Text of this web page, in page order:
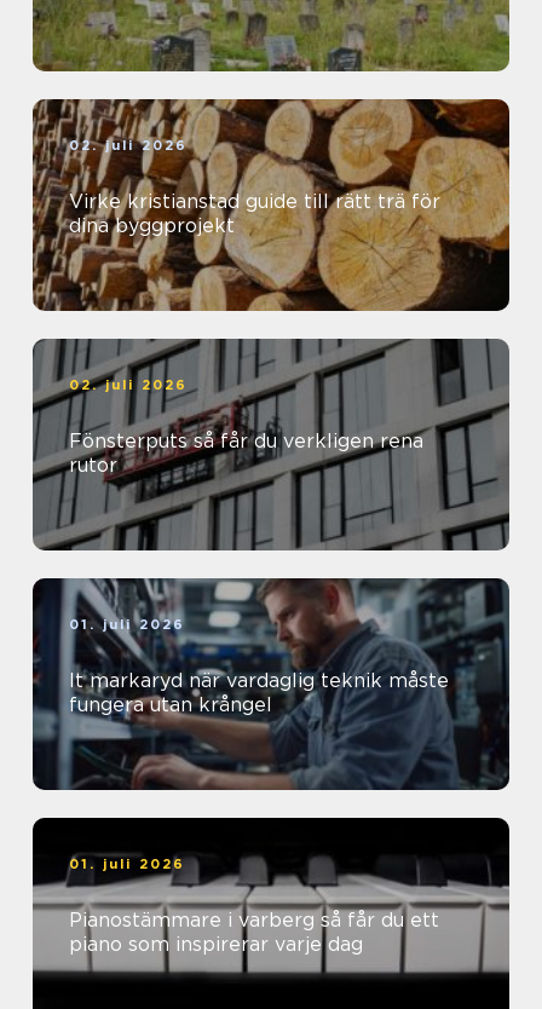
02. juli 2026
Virke kristianstad guide till rätt trä för
dina byggprojekt
02. juli 2026
Fönsterputs så får du verkligen rena
rutor
01. juli 2026
It markaryd när vardaglig teknik måste
fungera utan krångel
01. juli 2026
Pianostämmare i varberg så får du ett
piano som inspirerar varje dag